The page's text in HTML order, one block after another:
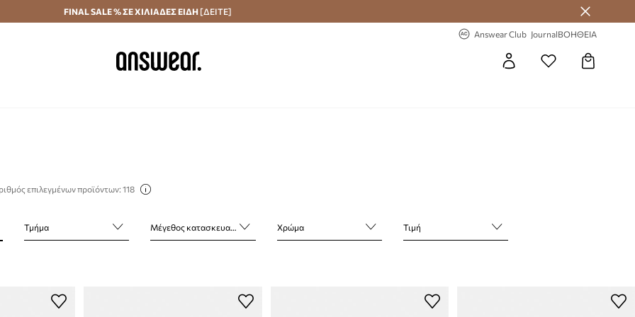
Αποστολή σε 24 ώρες Εξοικονομήστε με το Answear Club
FINAL SALE % ΣΕ ΧΙΛΙΑΔΕΣ ΕΙΔΗ [ΔΕΙΤΕ]
Answear Club JournalΒΟΗΘΕΙΑ
επιλεγμένων προϊόντων: 118
Τμήμα Μέγεθος κατασκευαστή Χρώμα Τιμή